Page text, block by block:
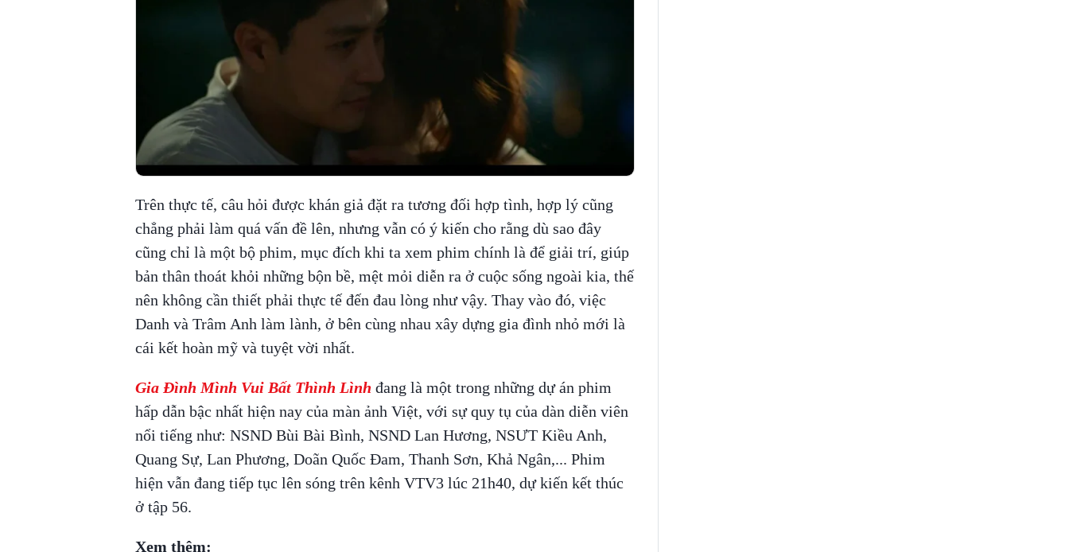
Trên thực tế, câu hỏi được khán giả đặt ra tương đối hợp tình, hợp lý cũng
chẳng phải làm quá vấn đề lên, nhưng vẫn có ý kiến cho rằng dù sao đây
cũng chỉ là một bộ phim, mục đích khi ta xem phim chính là để giải trí, giúp
bản thân thoát khỏi những bộn bề, mệt mỏi diễn ra ở cuộc sống ngoài kia, thế
nên không cần thiết phải thực tế đến đau lòng như vậy. Thay vào đó, việc
Danh và Trâm Anh làm lành, ở bên cùng nhau xây dựng gia đình nhỏ mới là
cái kết hoàn mỹ và tuyệt vời nhất.
Gia Đình Mình Vui Bất Thình Lình đang là một trong những dự án phim
hấp dẫn bậc nhất hiện nay của màn ảnh Việt, với sự quy tụ của dàn diễn viên
nổi tiếng như: NSND Bùi Bài Bình, NSND Lan Hương, NSƯT Kiều Anh,
Quang Sự, Lan Phương, Doãn Quốc Đam, Thanh Sơn, Khả Ngân,... Phim
hiện vẫn đang tiếp tục lên sóng trên kênh VTV3 lúc 21h40, dự kiến kết thúc
ở tập 56.
Xem thêm: